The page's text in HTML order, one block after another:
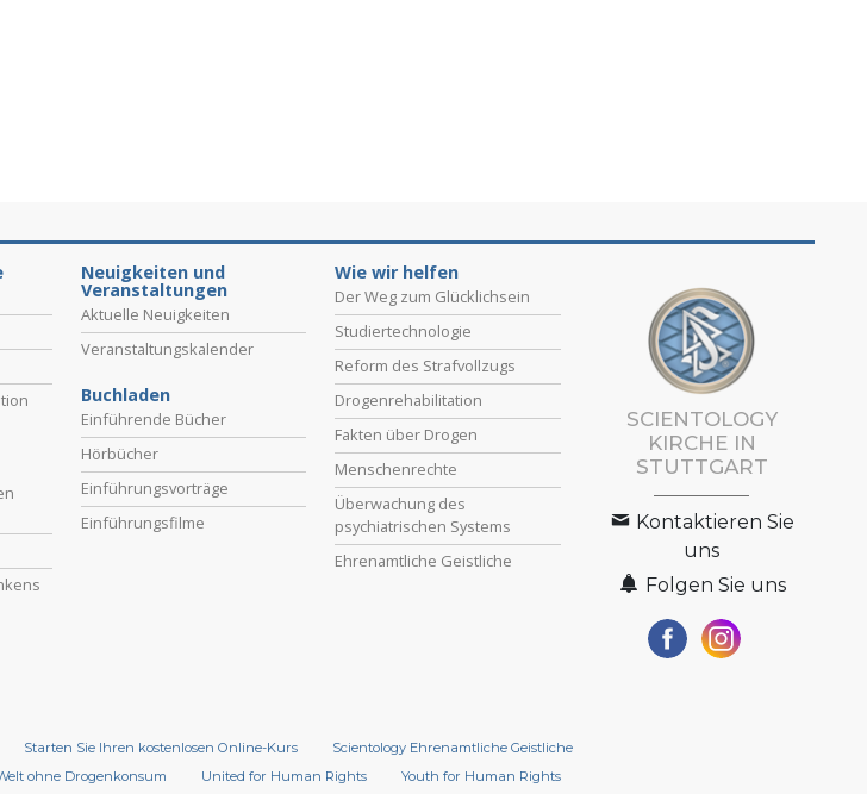
Neuigkeiten und
Veranstaltungen
Aktuelle Neuigkeiten
Veranstaltungskalender
Buchladen
Einführende Bücher
Hörbücher
Einführungsvorträge
Einführungsfilme
Wie wir helfen
Der Weg zum Glücklichsein
Studiertechnologie
Reform des Strafvollzugs
Drogenrehabilitation
Fakten über Drogen
Menschenrechte
Überwachung des
psychiatrischen Systems
Ehrenamtliche Geistliche
SCIENTOLOGY
KIRCHE IN
STUTTGART
Kontaktieren Sie
uns
Folgen Sie uns
Starten Sie Ihren kostenlosen Online-Kurs
Scientology Ehrenamtliche Geistliche
ohne Drogenkonsum United for Human Rights Youth for Human Rights